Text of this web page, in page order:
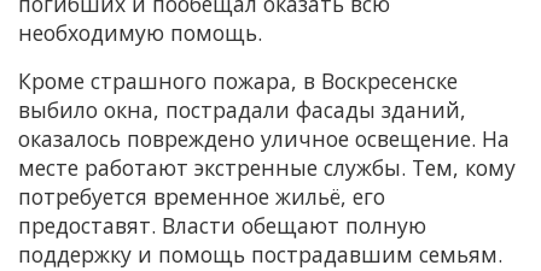
необходимую помощь.
Кроме страшного пожара, в Воскресенске
выбило окна, пострадали фасады зданий,
оказалось повреждено уличное освещение. На
месте работают экстренные службы. Тем, кому
потребуется временное жильё, его
предоставят. Власти обещают полную
поддержку и помощь пострадавшим семьям.